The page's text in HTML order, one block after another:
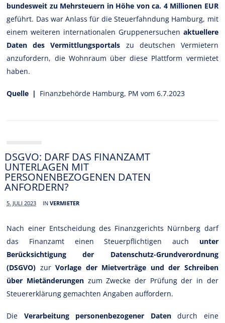
bundesweit zu Mehrsteuern in Höhe von ca. 4 Millionen EUR
geführt. Das war Anlass für die Steuerfahndung Hamburg, mit
einem weiteren internationalen Gruppenersuchen aktuellere
Daten des Vermittlungsportals zu deutschen Vermietern
anzufordern, die Wohnraum über diese Plattform vermietet
haben.
Quelle | Finanzbehörde Hamburg, PM vom 6.7.2023
DSGVO: DARF DAS FINANZAMT
UNTERLAGEN MIT
PERSONENBEZOGENEN DATEN
ANFORDERN?
5. JULI 2023 INVERMIETER
Nach einer Entscheidung des Finanzgerichts Nürnberg darf
das Finanzamt einen Steuerpflichtigen auch unter
Berücksichtigung der Datenschutz-Grundverordnung
(DSGVO) zurVorlage der Mietverträge und der Schreiben
über Mietänderungen zum Zwecke der Prüfung der in der
Steuererklärung gemachten Angaben auffordern.
Die Verarbeitung personenbezogener Datendurch eine